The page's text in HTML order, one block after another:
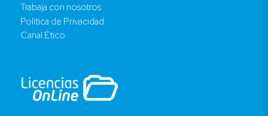
Trabaja con nosotros
Política de Privacidad
Canal Ético